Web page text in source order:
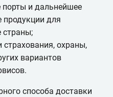
порты и дальнейшее
продукции для
страны;
страхования, охраны,
вариантов
способа доставки